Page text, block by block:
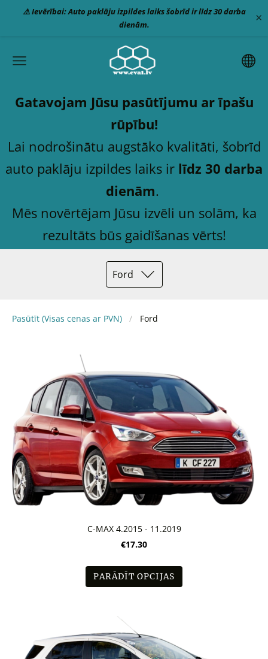
⚠️ Ievērībai: Auto paklāju izpildes laiks šobrīd ir līdz 30 darba
dienām.
×
Gatavojam Jūsu pasūtījumu ar īpašu
rūpību!
Lai nodrošinātu augstāko kvalitāti, šobrīd
auto paklāju izpildes laiks ir līdz 30 darba
dienām.
Mēs novērtējam Jūsu izvēli un solām, ka
rezultāts būs gaidīšanas vērts!
Ford
Pasūtīt (Visas cenas ar PVN) Ford
C-MAX 4.2015 - 11.2019
€17.30
PARĀDĪT OPCIJAS